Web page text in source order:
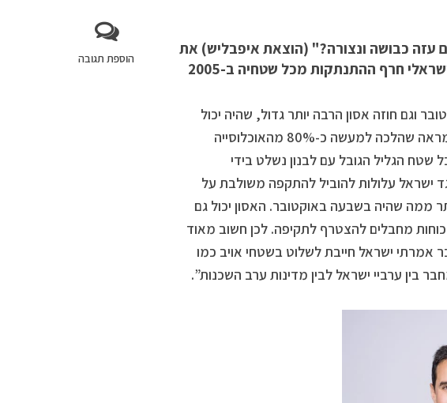
הוספת תגובה
עזה כבושה ונצורה?" (הוצאת איפבליש) את
חרף ההתנתקות מכל שטחיה ב-2005
וגם חוזה אסון הרבה יותר גדול, שהיה יכול
להתרחש. המפה, המופיעה בגרסה החדשה של הספר, מראה שהלכה למעשה כ-80% מהאוכלוסייה
הגליל הגובל עם לבנון נשלט בידי
ישראל עלולות להוביל להתקפה משולבת על
ממה שהיה בשבעה באוקטובר. האסון יכול גם
מחבלים להצטרף לתקיפה. לכן חשוב מאוד
אמרתי ישראל חייבת לשלוט בשטחי אויב כמו
בין ערביי ישראל לבין מדינות ערב השכנות”.